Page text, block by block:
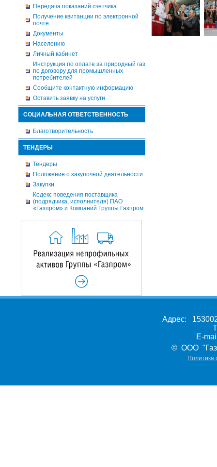
Передача показаний счетчика
Получение квитанции по электронной
почте
Документы
Населению
Личный кабинет
Инструкция по оплате за природный газ
по договору для промышленных
потребителей
Сообщите контактную информацию
Оставить заявку на услуги
СОЦИАЛЬНАЯ ОТВЕТСТВЕННОСТЬ
Благотворительность
ТЕНДЕРЫ
Тендеры
Положение о закупочной деятельности
Закупки
Кодекс поведения поставщика
(подрядчика, исполнителя) ПАО
«Газпром» и Компаний Группы Газпром
Адрес:
E-
© ООО
Политика